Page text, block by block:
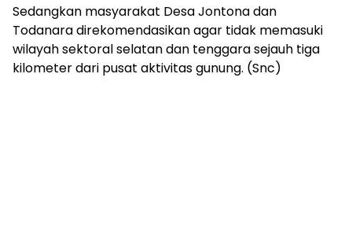
Sedangkan masyarakat Desa Jontona dan
Todanara direkomendasikan agar tidak memasuki
wilayah sektoral selatan dan tenggara sejauh tiga
kilometer dari pusat aktivitas gunung. (Snc)